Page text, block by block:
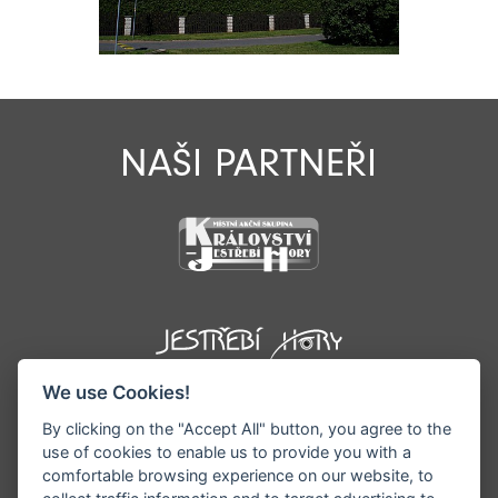
NAŠI PARTNEŘI
We use Cookies!
By clicking on the "Accept All" button, you agree to the
use of cookies to enable us to provide you with a
comfortable browsing experience on our website, to